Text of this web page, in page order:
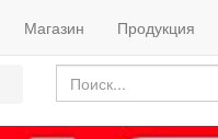
Магазин Продукция